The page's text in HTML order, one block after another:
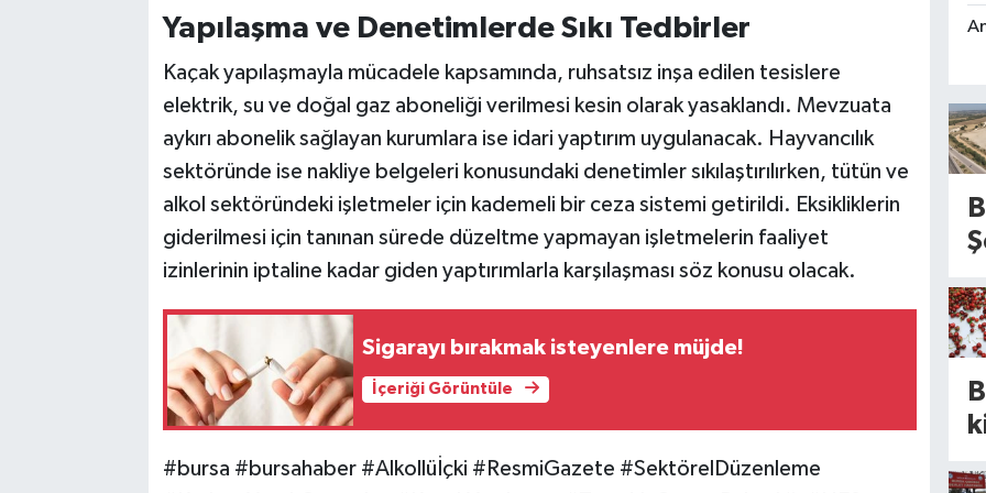
Yapılaşma ve Denetimlerde Sıkı Tedbirler
Kaçak yapılaşmayla mücadele kapsamında, ruhsatsız inşa edilen tesislere
elektrik, su ve doğal gaz aboneliği verilmesi kesin olarak yasaklandı. Mevzuata
aykırı abonelik sağlayan kurumlara ise idari yaptırım uygulanacak. Hayvancılık
sektöründe ise nakliye belgeleri konusundaki denetimler sıkılaştırılırken, tütün ve
alkol sektöründeki işletmeler için kademeli bir ceza sistemi getirildi. Eksikliklerin
giderilmesi için tanınan sürede düzeltme yapmayan işletmelerin faaliyet
izinlerinin iptaline kadar giden yaptırımlarla karşılaşması söz konusu olacak.
Sigarayı bırakmak isteyenlere müjde!
İçeriği Görüntüle
#bursa #bursahaber #Alkollüİçki #ResmiGazete #SektörelDüzenleme